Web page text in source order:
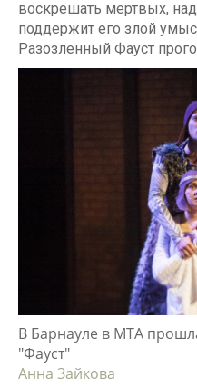
воскрешать мертвых,
поддержит его злой
Разозленный Фауст
В Барнауле в МТА
"Фауст"
Анна Зайкова